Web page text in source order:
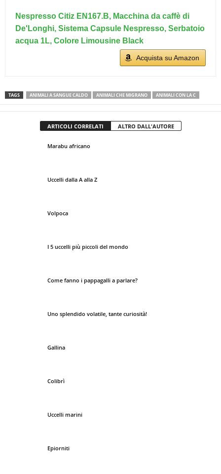
Nespresso Citiz EN167.B, Macchina da caffè di
De'Longhi, Sistema Capsule Nespresso, Serbatoio
acqua 1L, Colore Limousine Black
Acquista su Amazon
TAGS ANIMALI A SANGUE CALDO ANIMALI CHE MIGRANO ANIMALI CON LA C
ARTICOLI CORRELATI ALTRO DALL'AUTORE
Marabu africano
Uccelli dalla A alla Z
Volpoca
I 5 uccelli più piccoli del mondo
Come fanno i pappagalli a parlare?
Uno splendido volatile, tante curiosità!
Gallina
Colibrì
Uccelli marini
Epiorniti